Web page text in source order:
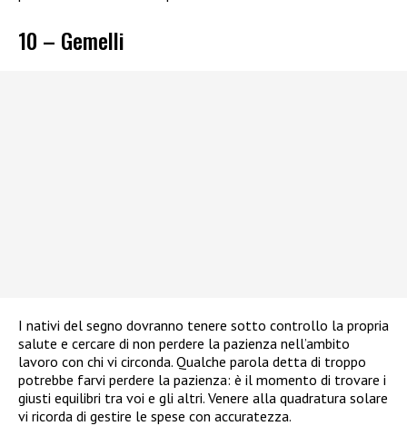
10 – Gemelli
I nativi del segno dovranno tenere sotto controllo la propria
salute e cercare di non perdere la pazienza nell’ambito
lavoro con chi vi circonda. Qualche parola detta di troppo
potrebbe farvi perdere la pazienza: è il momento di trovare i
giusti equilibri tra voi e gli altri. Venere alla quadratura solare
vi ricorda di gestire le spese con accuratezza.